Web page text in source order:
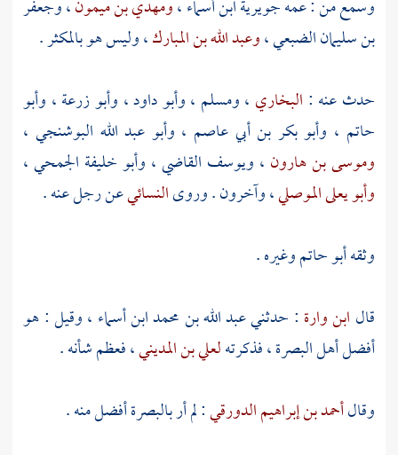
وسمع من : عمهجويرية ابن أسماء،ومهدي بن ميمون،وجعفر
بن سليمان الضبعي،وعبد الله بن المبارك، وليس هو بالمكثر .
حدث عنه : البخاري ،ومسلم ،وأبو داود، وأبو زرعة، وأبو
حاتم ، وأبو بكر بن أبي عاصم ، وأبو عبد الله البوشنجي ،
وموسى بن هارون ، ويوسف القاضي، وأبو خليفة الجمحي،
وأبو يعلى الموصلي، وآخرون . وروىالنسائيعن رجل عنه .
وثقهأبو حاتموغيره .
قال ابن وارة : حدثنيعبد الله بن محمد ابن أسماء ، وقيل : هو
أفضلأهلالبصرة، فذكرتهلعلي بن المديني، فعظم شأنه .
وقالأحمد بن إبراهيم الدورقي: لم أربالبصرةأفضل منه .